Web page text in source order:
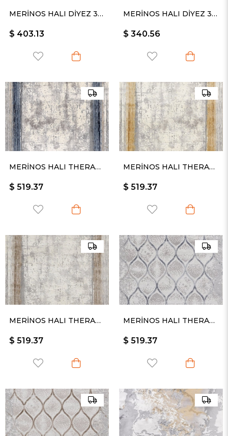
MERİNOS HALI DİYEZ 34932 055
$ 403.13
MERİNOS HALI DİYEZ 34932 095
$ 340.56
MERİNOS HALI THERAPY 34665 030
$ 519.37
MERİNOS HALI THERAPY 34665 075
$ 519.37
MERİNOS HALI THERAPY 34665 080
$ 519.37
MERİNOS HALI THERAPY 19111 030
$ 519.37